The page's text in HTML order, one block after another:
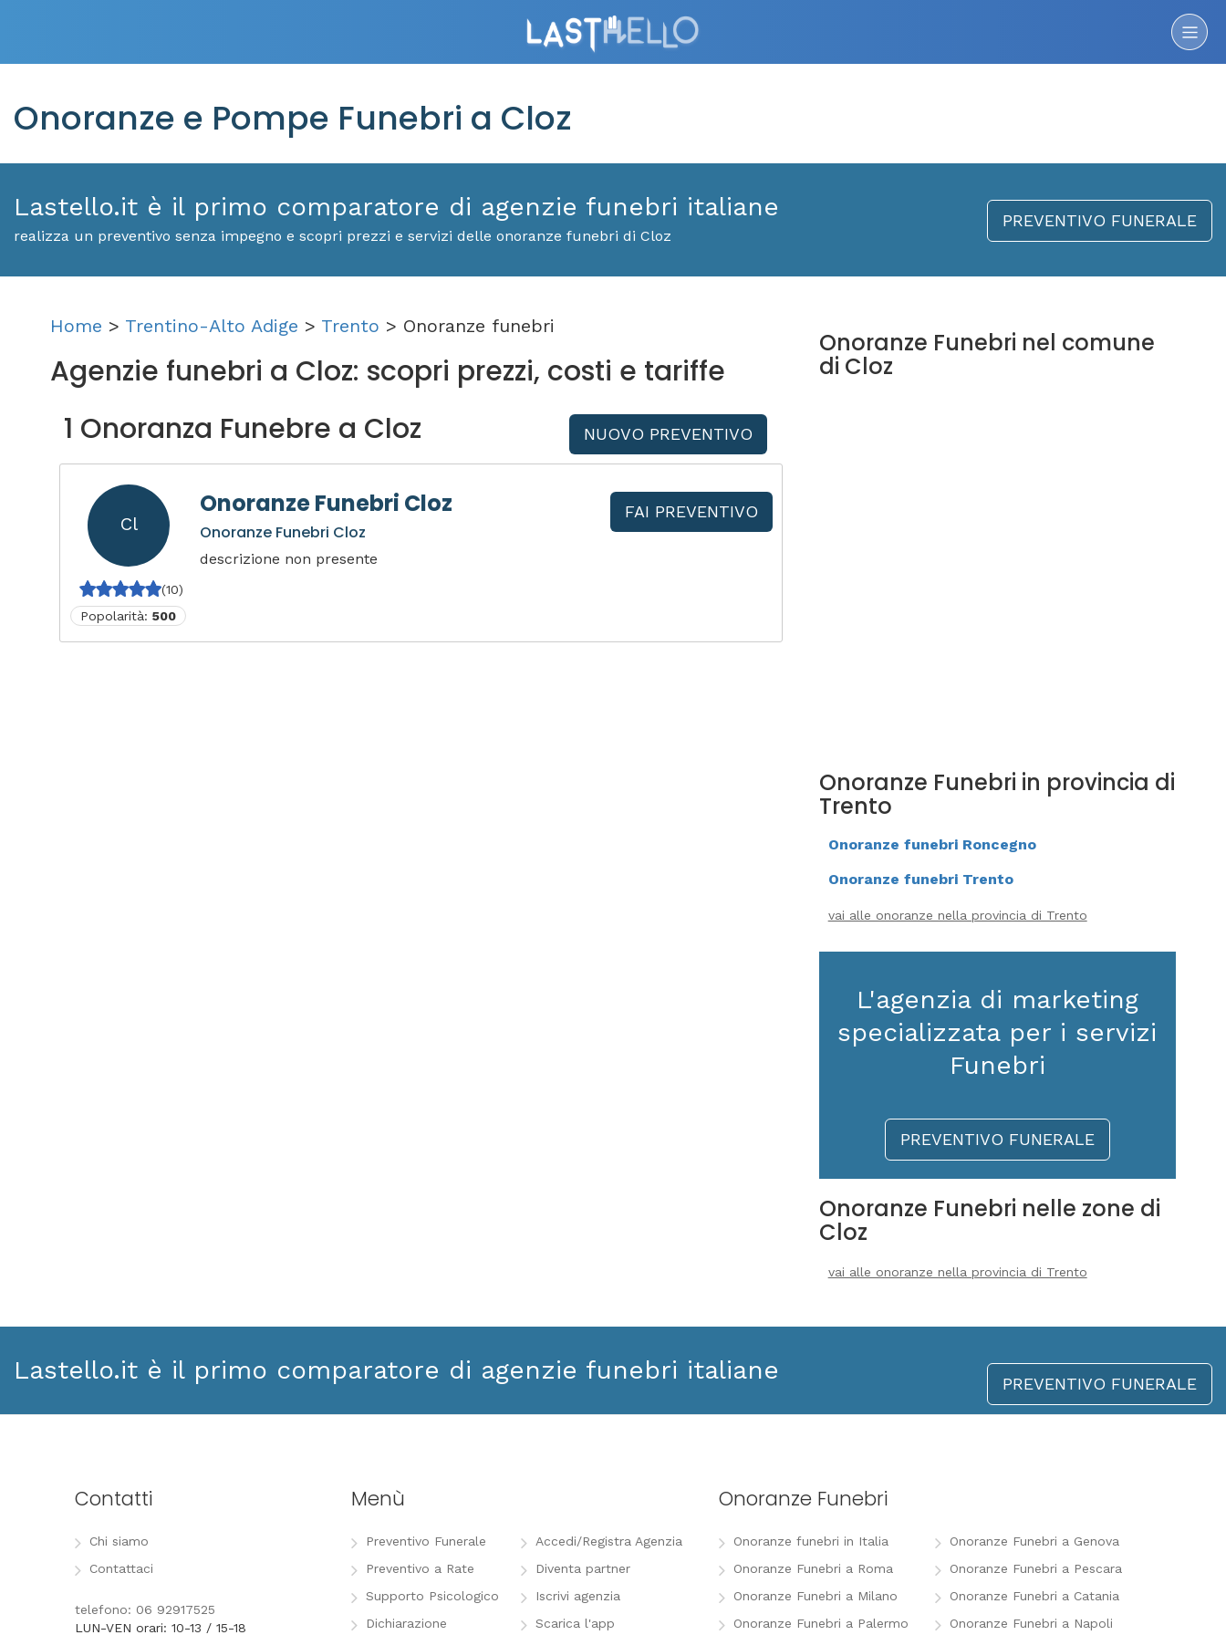
Onoranze e Pompe Funebri a Cloz
Lastello.it è il primo comparatore di agenzie funebri italiane
realizza un preventivo senza impegno e scopri prezzi e servizi delle onoranze funebri di Cloz
PREVENTIVO FUNERALE
Home > Trentino-Alto Adige > Trento > Onoranze funebri
Agenzie funebri a Cloz: scopri prezzi, costi e tariffe
1 Onoranza Funebre a Cloz
NUOVO PREVENTIVO
Cl
(10)
Popolarità: 500
Onoranze Funebri Cloz
Onoranze Funebri Cloz
descrizione non presente
FAI PREVENTIVO
Onoranze Funebri nel comune
di Cloz
Onoranze Funebri in provincia di
Trento
Onoranze funebri Roncegno
Onoranze funebri Trento
vai alle onoranze nella provincia di Trento
L'agenzia di marketing
specializzata per i servizi
Funebri
PREVENTIVO FUNERALE
Onoranze Funebri nelle zone di
Cloz
vai alle onoranze nella provincia di Trento
Lastello.it è il primo comparatore di agenzie funebri italiane PREVENTIVO FUNERALE
Contatti
Chi siamo
Contattaci
telefono: 06 92917525
LUN-VEN orari: 10-13 / 15-18
Menù
Preventivo Funerale
Preventivo a Rate
Supporto Psicologico
Dichiarazione
Accedi/Registra Agenzia
Diventa partner
Iscrivi agenzia
Scarica l'app
Onoranze Funebri
Onoranze funebri in Italia
Onoranze Funebri a Roma
Onoranze Funebri a Milano
Onoranze Funebri a Palermo
Onoranze Funebri a Genova
Onoranze Funebri a Pescara
Onoranze Funebri a Catania
Onoranze Funebri a Napoli